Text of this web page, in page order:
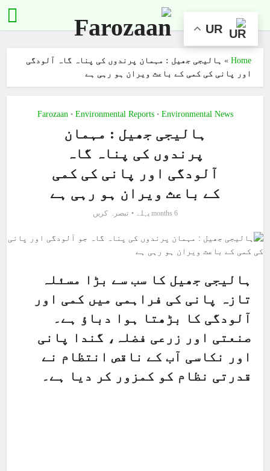
Home
» ہالیجی جھیل : مہمان پرندوں کی پناہ گاہ آلودگی
اور پانی کی کمی کے باعث ویران ہو رہی ہے
Environmental News
•
Environmental Reports
•
Farozaan
ہالیجی جھیل : مہمان
پرندوں کی پناہ گاہ
آلودگی اور پانی کی کمی
کے باعث ویران ہو رہی ہے
6 months پہلے تبصرہ کریں
ہالیجی جھیل کا سب سے بڑا مسئلہ
تازہ پانی کی فراہمی میں کمی اور
آلودگی کا بڑھتا ہوا دباؤ ہے۔
صنعتی اور زرعی فضلہ، گندا پانی
اور نکاسی آب کے ناقص انتظام نے
قدرتی نظام کو کمزور کر دیا ہے۔
UR